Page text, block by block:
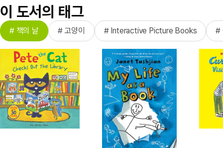
이 도서의 태그
# 책의 날 # 고양이 # Interactive Picture Books #